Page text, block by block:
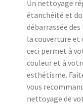
Un nettoyage
étanchéité et
débarrassée
la couverture et
ceci permet à
couleur et à
esthétisme.
vous
nettoyage de